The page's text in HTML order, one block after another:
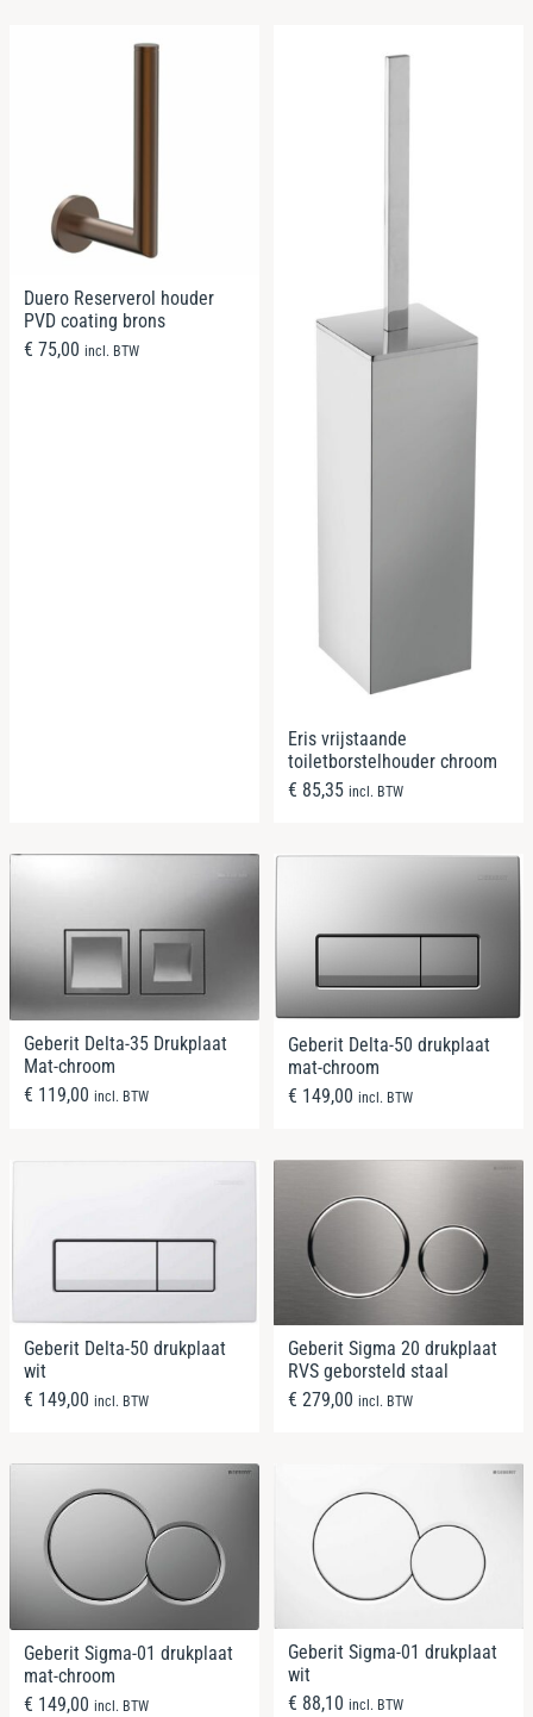
Duero Reserverol houder
PVD coating brons
€ 75,00 incl. BTW
Eris vrijstaande
toiletborstelhouder chroom
€ 85,35 incl. BTW
Geberit Delta-35 Drukplaat
Mat-chroom
€ 119,00 incl. BTW
Geberit Delta-50 drukplaat
mat-chroom
€ 149,00 incl. BTW
Geberit Delta-50 drukplaat
wit
€ 149,00 incl. BTW
Geberit Sigma 20 drukplaat
RVS geborsteld staal
€ 279,00 incl. BTW
Geberit Sigma-01 drukplaat
mat-chroom
€ 149,00 incl. BTW
Geberit Sigma-01 drukplaat
wit
€ 88,10 incl. BTW